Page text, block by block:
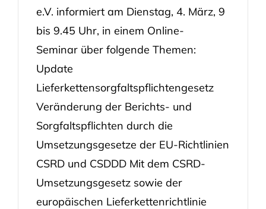
e.V. informiert am Dienstag, 4. März, 9
bis 9.45 Uhr, in einem Online-
Seminar über folgende Themen:
Update
Lieferkettensorgfaltspflichtengesetz
Veränderung der Berichts- und
Sorgfaltspflichten durch die
Umsetzungsgesetze der EU-Richtlinien
CSRD und CSDDD Mit dem CSRD-
Umsetzungsgesetz sowie der
europäischen Lieferkettenrichtlinie